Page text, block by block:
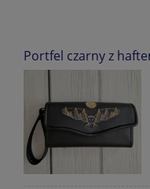
Portfel czarny z